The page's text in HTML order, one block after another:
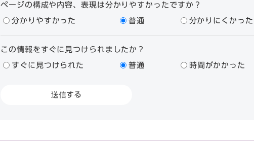
ページの構成や内容、表現は分かりやすかったですか？
分かりやすかった 普通 分かりにくかった
この情報をすぐに見つけられましたか？
すぐに見つけられた 普通 時間がかかった